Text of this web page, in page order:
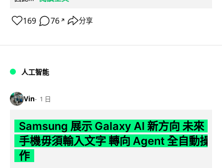
169 76 ↗ 分享
人工智能
Vin 1 日
Samsung 展示 Galaxy AI 新方向 未來
手機毋須輸入文字 轉向 Agent 全自動操
作